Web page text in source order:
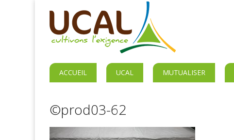
ACCUEIL UCAL MUTUALISER
©prod03-62